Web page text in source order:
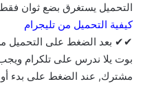
التحميل يستغرق بضع ثوان فقط
كيفية التحميل من تليجرام
✔✔ بعد الضغط على التحميل
بوت يلا ندرس على تلكرام